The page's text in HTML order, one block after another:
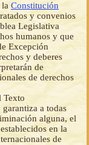
Constitución
y convenios
Legislativa
humanos y que
Excepción
y deberes
de
de derechos
Texto
a todas
alguna, el
en la
de